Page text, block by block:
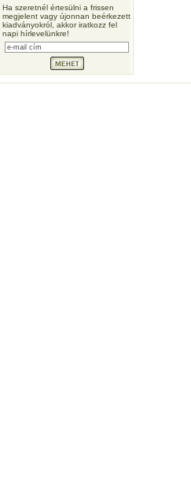
Ha szeretnél értesülni a frissen
megjelent vagy újonnan beérkezett
kiadványokról, akkor iratkozz fel
napi hírlevelünkre!